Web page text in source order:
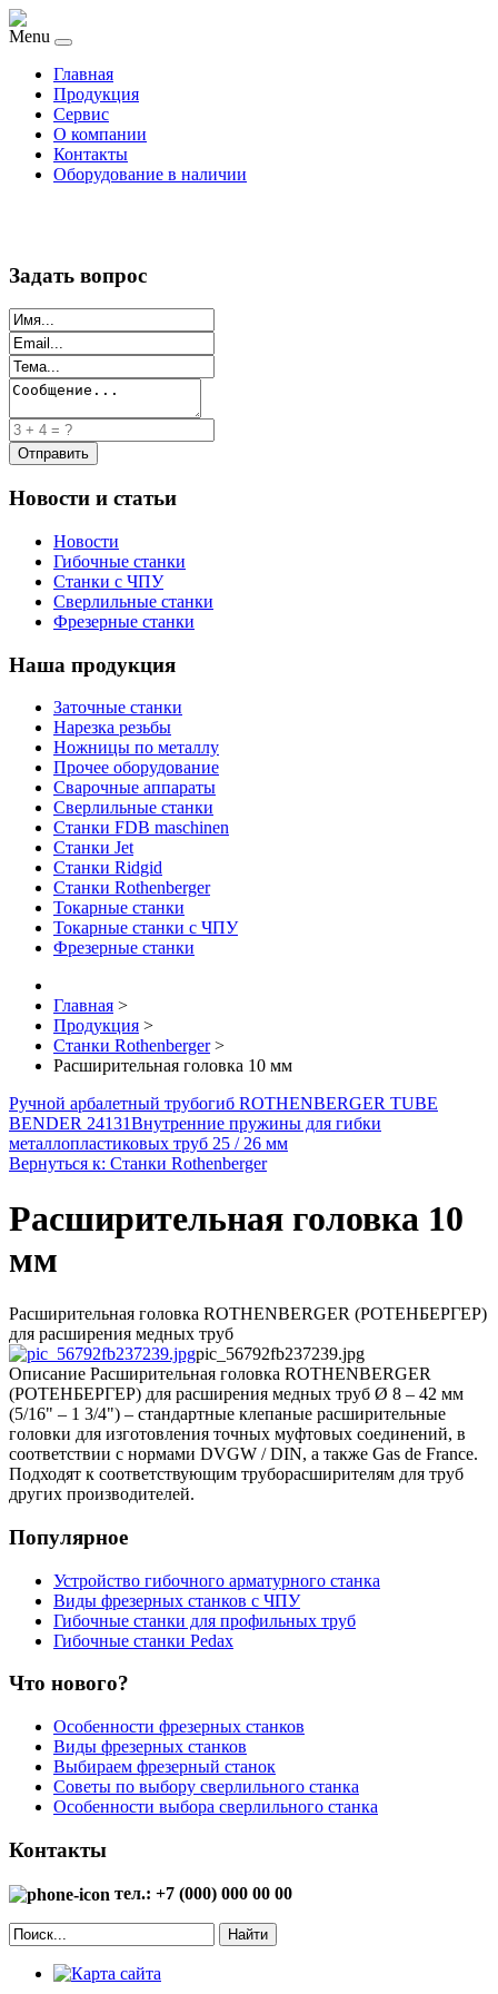
Menu
Главная
Продукция
Сервис
О компании
Контакты
Оборудование в наличии
Задать вопрос
Новости и статьи
Новости
Гибочные станки
Станки с ЧПУ
Сверлильные станки
Фрезерные станки
Наша продукция
Заточные станки
Нарезка резьбы
Ножницы по металлу
Прочее оборудование
Сварочные аппараты
Сверлильные станки
Станки FDB maschinen
Станки Jet
Станки Ridgid
Станки Rothenberger
Токарные станки
Токарные станки с ЧПУ
Фрезерные станки
Главная >
Продукция >
Станки Rothenberger >
Расширительная головка 10 мм
Ручной арбалетный трубогиб ROTHENBERGER TUBE
BENDER 24131Внутренние пружины для гибки
металлопластиковых труб 25 / 26 мм
Вернуться к: Станки Rothenberger
Расширительная головка 10
мм
Расширительная головка ROTHENBERGER (РОТЕНБЕРГЕР)
для расширения медных труб
pic_56792fb237239.jpg
Описание Расширительная головка ROTHENBERGER
(РОТЕНБЕРГЕР) для расширения медных труб Ø 8 – 42 мм
(5/16" – 1 3/4") – стандартные клепаные расширительные
головки для изготовления точных муфтовых соединений, в
соответствии с нормами DVGW / DIN, а также Gas de France.
Подходят к соответствующим труборасширителям для труб
других производителей.
Популярное
Устройство гибочного арматурного станка
Виды фрезерных станков с ЧПУ
Гибочные станки для профильных труб
Гибочные станки Pedax
Что нового?
Особенности фрезерных станков
Виды фрезерных станков
Выбираем фрезерный станок
Советы по выбору сверлильного станка
Особенности выбора сверлильного станка
Контакты
тел.: +7 (000) 000 00 00
Найти